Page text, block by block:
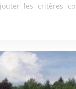
les critères
home à Martel
une piscine,
même quelle est
offres de
par 2